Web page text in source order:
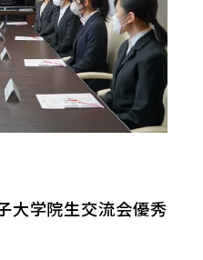
大学院生交流会優秀